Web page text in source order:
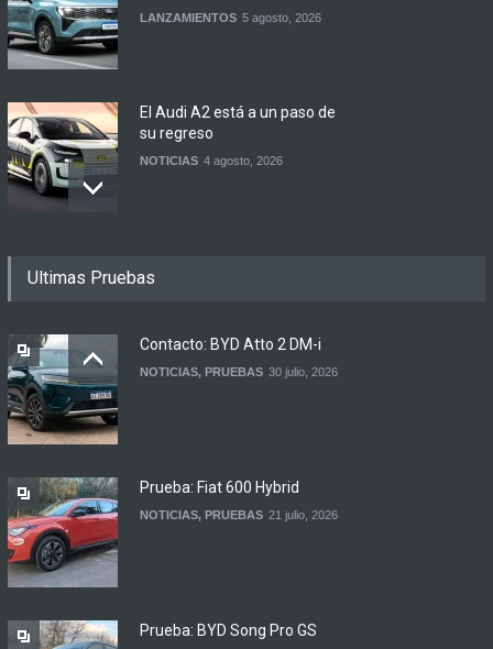
LANZAMIENTOS 5 agosto, 2026
El Audi A2 está a un paso de
su regreso
NOTICIAS 4 agosto, 2026
ciudades anunciaron el
NOTICIAS 4 agosto, 2026
Ultimas Pruebas
Contacto: BYD Atto 2 DM-i
NOTICIAS, PRUEBAS 30 julio, 2026
Prueba: Fiat 600 Hybrid
NOTICIAS, PRUEBAS 21 julio, 2026
Prueba: BYD Song Pro GS